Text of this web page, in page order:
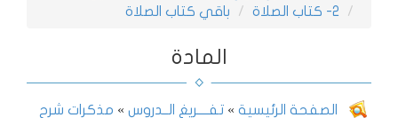
2- كتاب الصلاة
باقي كتاب الصلاة
المادة
الصفحة الرئيسية » تفــــريغ الــدروس » مذكرات شرح